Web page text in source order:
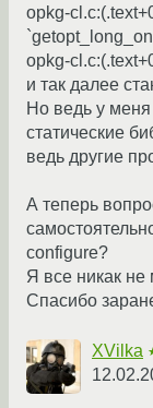
opkg-
opkg-
и так далее
Но ведь у
статические
ведь другие
А теперь
configure?
Я все никак не
Спасибо
XVilka